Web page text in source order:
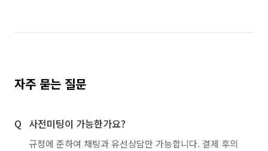
자주 묻는 질문
사전미팅이 가능한가요?
규정에 준하여 채팅과 유선상담만 가능합니다. 결제 후의